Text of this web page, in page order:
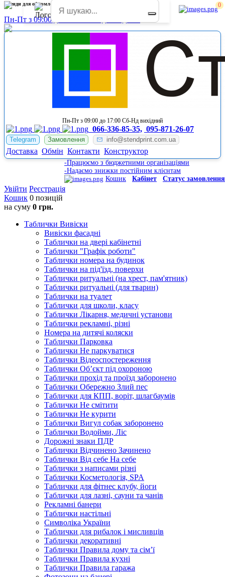
0
Пн-Пт з 09:00 до 17:00 Сб-Нд вихідний
Пн-Пт з 09:00 до 17:00 Сб-Нд вихідний
066-336-85-35, 095-871-26-07
Telegram Замовлення info@stendprint.com.ua
Доставка Обмін Контакти Конструктор
-Працюємо з бюджетними організаціями
-Надаємо знижки постійним клієнтам
Кошик
Кабінет Статус замовлення
Увійти Реєстрація
Кошик 0 позицій
на суму 0 грн.
Таблички Вивіски
Вивіски фасадні
Таблички на двері кабінетні
Таблички "Графік роботи"
Таблички номера на будинок
Таблички на під'їзд, поверхи
Таблички ритуальні (на хрест, пам'ятник)
Таблички ритуальні (для тварин)
Таблички на туалет
Таблички для школи, класу
Таблички Лікарня, медичні установи
Таблички рекламні, різні
Номера на дитячі коляски
Таблички Парковка
Таблички Не паркуватися
Таблички Відеоспостереження
Таблички Об’єкт під охороною
Таблички прохід та проїзд заборонено
Таблички Обережно Злий пес
Таблички для КПП, воріт, шлагбаумів
Таблички Не смітити
Таблички Не курити
Таблички Вигул собак заборонено
Таблички Водойми, Ліс
Дорожні знаки ПДР
Таблички Відчинено Зачинено
Таблички Від себе На себе
Таблички з написами різні
Таблички Косметологія, SPA
Таблички для фітнес клубу, йоги
Таблички для лазні, сауни та чанів
Рекламні банери
Таблички настільні
Символіка України
Таблички для рибалок і мисливців
Таблички декоративні
Таблички Правила дому та сім’ї
Таблички Правила кухні
Таблички Правила гаража
Стенди для оформлення початкової школи НУШ Конотоп